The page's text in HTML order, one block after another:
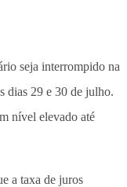
seja interrompido na
dias 29 e 30 de julho.
nível elevado até
a taxa de juros